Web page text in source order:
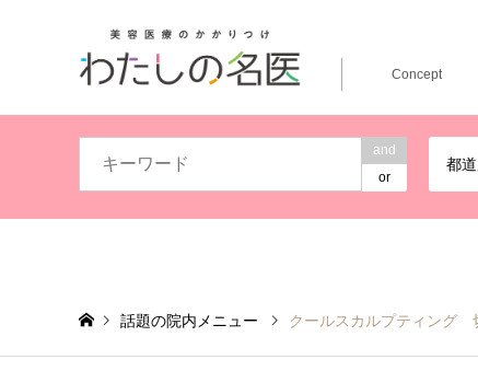
and
or
都
Concept
話題の院内メニュー クールスカルプティング